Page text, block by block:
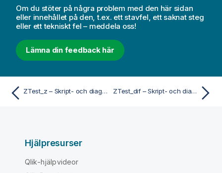
Om du stöter på några problem med den här sidan
eller innehållet på den, t.ex. ett stavfel, ett saknat steg
eller ett tekniskt fel – meddela oss!
Lämna din feedback här
ZTest_z – Skript- och diagramfunktion ZTest_dif – Skript- och diagramfunktion
Hjälpresurser
Qlik-hjälpvideor